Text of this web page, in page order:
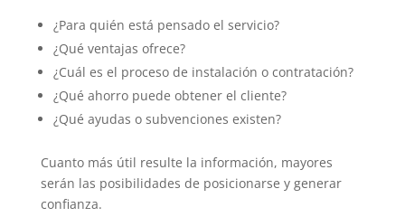
¿Para quién está pensado el servicio?
¿Qué ventajas ofrece?
¿Cuál es el proceso de instalación o contratación?
¿Qué ahorro puede obtener el cliente?
¿Qué ayudas o subvenciones existen?
Cuanto más útil resulte la información, mayores
serán las posibilidades de posicionarse y generar
confianza.